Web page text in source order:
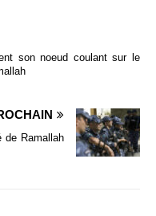
son noeud coulant sur le
de Ramallah